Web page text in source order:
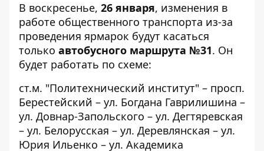
В воскресенье, 26 января, изменения в
работе общественного транспорта из-за
проведения ярмарок будут касаться
только автобусного маршрута №31. Он
будет работать по схеме:
ст.м. "Политехнический институт" – просп.
Берестейский – ул. Богдана Гаврилишина –
ул. Довнар-Запольского – ул. Дегтяревская
– ул. Белорусская – ул. Деревлянская – ул.
Юрия Ильенко – ул. Академика